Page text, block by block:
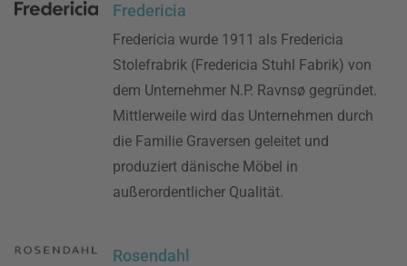
Fredericia
Fredericia wurde 1911 als Fredericia
Stolefrabrik (Fredericia Stuhl Fabrik) von
dem Unternehmer N.P. Ravnsø gegründet.
Mittlerweile wird das Unternehmen durch
die Familie Graversen geleitet und
produziert dänische Möbel in
außerordentlicher Qualität.
Rosendahl